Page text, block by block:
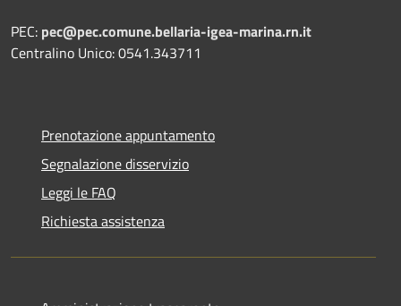
PEC: pec@pec.comune.bellaria-igea-marina.rn.it
Centralino Unico: 0541.343711
Prenotazione appuntamento
Segnalazione disservizio
Leggi le FAQ
Richiesta assistenza